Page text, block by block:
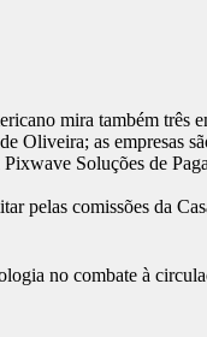
mira também três
Oliveira; as empresas
Soluções de
comissões da
no combate à